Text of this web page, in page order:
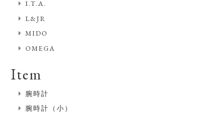
I.T.A.
L&JR
MIDO
OMEGA
Item
腕時計
腕時計（小）